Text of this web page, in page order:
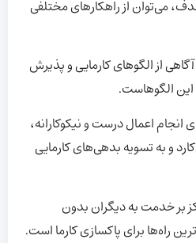
می‌توان از راهکارهای مختلفی
از الگوهای کارمایی و پذیرش
الگوهاست.
انجام اعمال درست و نیکوکارانه،
و به تسویه بدهی‌های کارمایی
بر خدمت به دیگران بدون
راه‌ها برای پاکسازی کارما است.